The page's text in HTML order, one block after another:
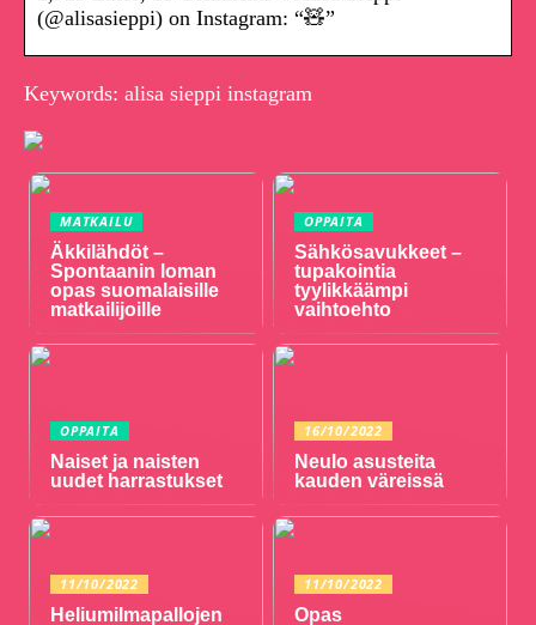
(@alisasieppi) on Instagram: “🧸”
Keywords: alisa sieppi instagram
MATKAILU
Äkkilähdöt –
Spontaanin loman
opas suomalaisille
matkailijoille
OPPAITA
Sähkösavukkeet –
tupakointia
tyylikkäämpi
vaihtoehto
OPPAITA
Naiset ja naisten
uudet harrastukset
16/10/2022
Neulo asusteita
kauden väreissä
11/10/2022
Heliumilmapallojen
11/10/2022
Opas